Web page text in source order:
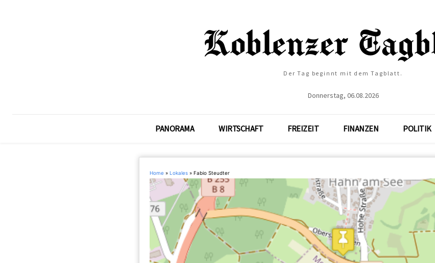
Der Tag beginnt mit dem Tagblatt.
Donnerstag, 06.08.2026
PANORAMA WIRTSCHAFT FREIZEIT FINANZEN POLITIK
Home » Lokales » Fabio Steudter